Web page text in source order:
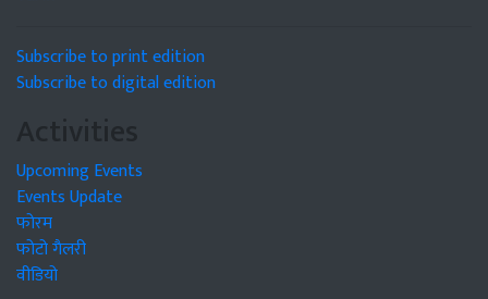
Subscribe to print edition
Subscribe to digital edition
Activities
Upcoming Events
Events Update
फोरम
फोटो गैलरी
वीडियो